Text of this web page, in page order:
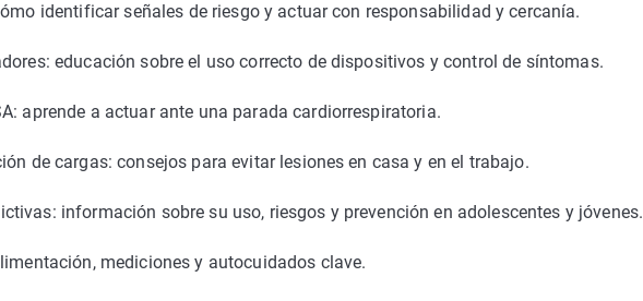
identificar señales de riesgo y actuar con responsabilidad y cercanía.
educación sobre el uso correcto de dispositivos y control de síntomas.
aprende a actuar ante una parada cardiorrespiratoria.
de cargas: consejos para evitar lesiones en casa y en el trabajo.
información sobre su uso, riesgos y prevención en adolescentes y jóvenes.
mediciones y autocuidados clave.